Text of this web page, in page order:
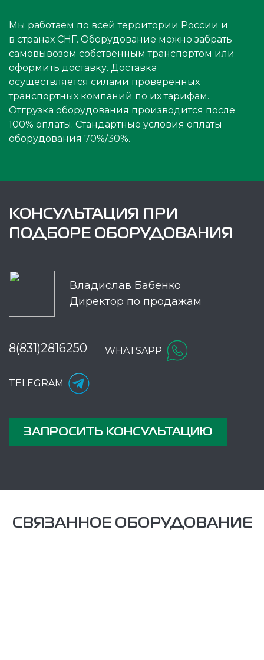
Мы работаем по всей территории России и
в странах СНГ. Оборудование можно забрать
самовывозом собственным транспортом или
оформить доставку. Доставка
осуществляется силами проверенных
транспортных компаний по их тарифам.
Отгрузка оборудования производится после
100% оплаты. Стандартные условия оплаты
оборудования 70%/30%.
КОНСУЛЬТАЦИЯ ПРИ
ПОДБОРЕ ОБОРУДОВАНИЯ
Владислав Бабенко
Директор по продажам
8(831)2816250 WHATSAPP
TELEGRAM
ЗАПРОСИТЬ КОНСУЛЬТАЦИЮ
СВЯЗАННОЕ ОБОРУДОВАНИЕ